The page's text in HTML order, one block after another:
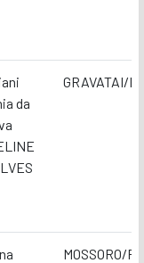
da
GRAVATAI/
MOSSORO/